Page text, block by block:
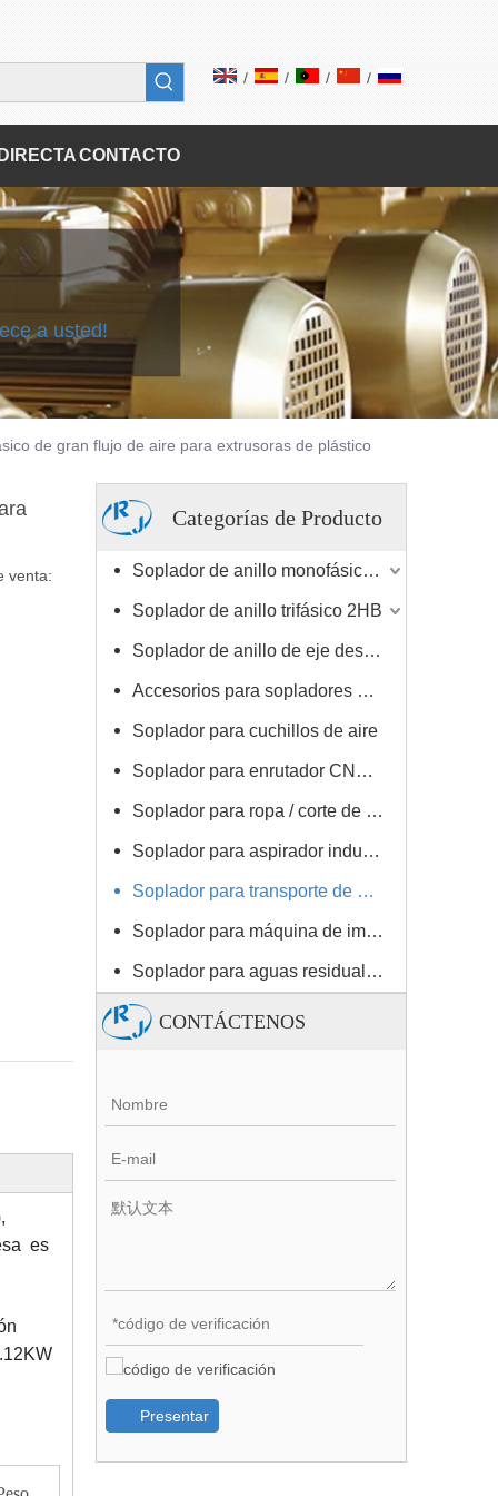
/ / / /
CONTACTO
a usted!
de gran flujo de aire para extrusoras de plástico
venta:
es
Categorías de Producto
Soplador de anillo monofásico 2HB
Soplador de anillo trifásico 2HB
Soplador de anillo de eje desnudo
Accesorios para sopladores de anillo
Soplador para cuchillos de aire
Soplador para enrutador CNC / máquina de carpintería
Soplador para ropa / corte de cuero / secadora
Soplador para aspirador industrial
Soplador para transporte de material / cargador de vacío
Soplador para máquina de impresión
Soplador para aguas residuales / tratamiento de agua
CONTÁCTENOS
Presentar